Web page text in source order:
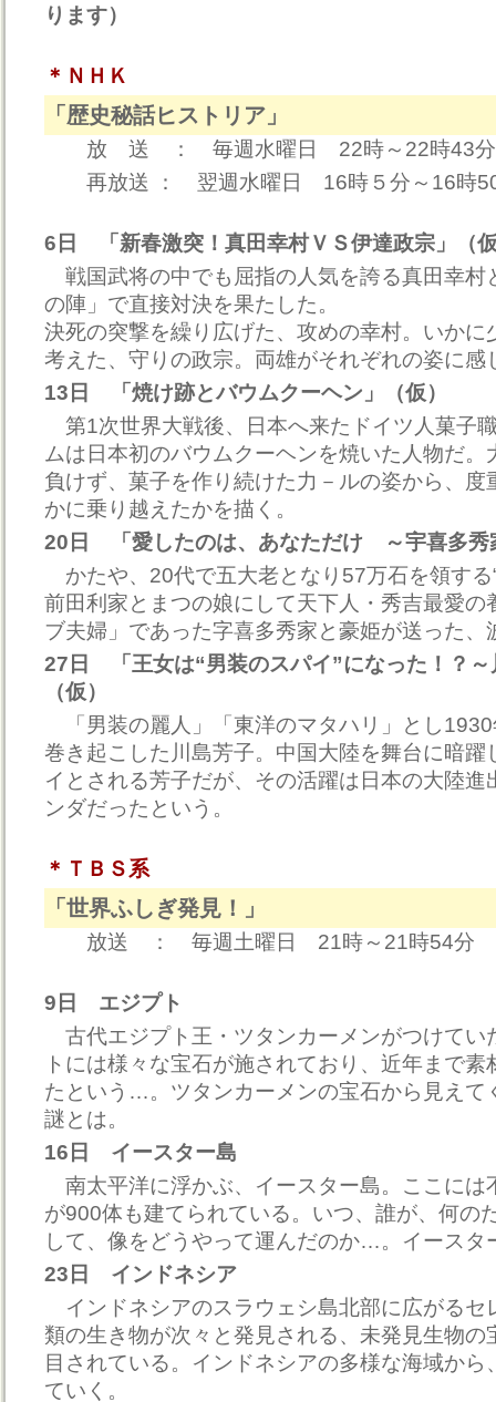
ります）
＊ＮＨＫ
「歴史秘話ヒストリア」
放 送 ： 毎週水曜日 22時～22時43分
再放送 ： 翌週水曜日 16時５分～16時50
6日 「新春激突！真田幸村ＶＳ伊達政宗」（
戦国武将の中でも屈指の人気を誇る真田幸村
の陣」で直接対決を果たした。
決死の突撃を繰り広げた、攻めの幸村。いかに
考えた、守りの政宗。両雄がそれぞれの姿に感
13日 「焼け跡とバウムクーヘン」（仮）
第1次世界大戦後、日本へ来たドイツ人菓子
ムは日本初のバウムクーヘンを焼いた人物だ。
負けず、菓子を作り続けた力－ルの姿から、度
かに乗り越えたかを描く。
20日 「愛したのは、あなただけ ～宇喜多秀
かたや、20代で五大老となり57万石を領する
前田利家とまつの娘にして天下人・秀吉最愛の
ブ夫婦」であった字喜多秀家と豪姫が送った、
27日 「王女は“男装のスパイ”になった！？～
（仮）
「男装の麗人」「東洋のマタハリ」とし
巻き起こした川島芳子。中国大陸を舞台に暗躍
イとされる芳子だが、その活躍は日本の大陸進
ンダだったという。
＊ＴＢＳ系
「世界ふしぎ発見！」
放送 ： 毎週土曜日 21時～21時54分
9日 エジプト
古代エジプト王・ツタンカーメンがつけてい
トには様々な宝石が施されており、近年まで
たという…。ツタンカーメンの宝石から見えて
謎とは。
16日 イースター島
南太平洋に浮かぶ、イースター島。ここには
が900体も建てられている。いつ、誰が、何の
して、像をどうやって運んだのか…。イースタ
23日 インドネシア
インドネシアのスラウェシ島北部に広がるセ
類の生き物が次々と発見される、未発見生物の
目されている。インドネシアの多様な海域か
ていく。